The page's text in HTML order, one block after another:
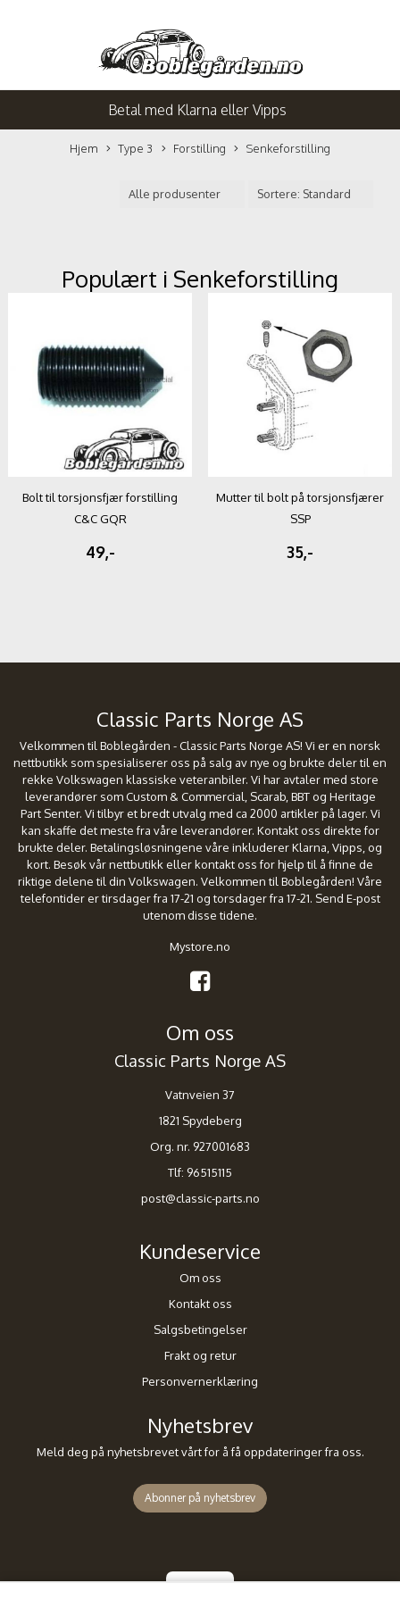
Betal med Klarna eller Vipps
Hjem Type 3 Forstilling Senkeforstilling
Populært i Senkeforstilling
Bolt til torsjonsfjær forstilling
C&C GQR
49,-
Mutter til bolt på torsjonsfjærer
SSP
35,-
Classic Parts Norge AS
Velkommen til Boblegården - Classic Parts Norge AS! Vi er en norsk
nettbutikk som spesialiserer oss på salg av nye og brukte deler til en
rekke Volkswagen klassiske veteranbiler. Vi har avtaler med store
leverandører som Custom & Commercial, Scarab, BBT og Heritage
Part Senter. Vi tilbyr et bredt utvalg med ca 2000 artikler på lager. Vi
kan skaffe det meste fra våre leverandører. Kontakt oss direkte for
brukte deler. Betalingsløsningene våre inkluderer Klarna, Vipps, og
kort. Besøk vår nettbutikk eller kontakt oss for hjelp til å finne de
riktige delene til din Volkswagen. Velkommen til Boblegården! Våre
telefontider er tirsdager fra 17-21 og torsdager fra 17-21. Send E-post
utenom disse tidene.
Mystore.no
Om oss
Classic Parts Norge AS
Vatnveien 37
1821 Spydeberg
Org. nr. 927001683
Tlf: 96515115
post@classic-parts.no
Kundeservice
Om oss
Kontakt oss
Salgsbetingelser
Frakt og retur
Personvernerklæring
Nyhetsbrev
Meld deg på nyhetsbrevet vårt for å få oppdateringer fra oss.
Abonner på nyhetsbrev